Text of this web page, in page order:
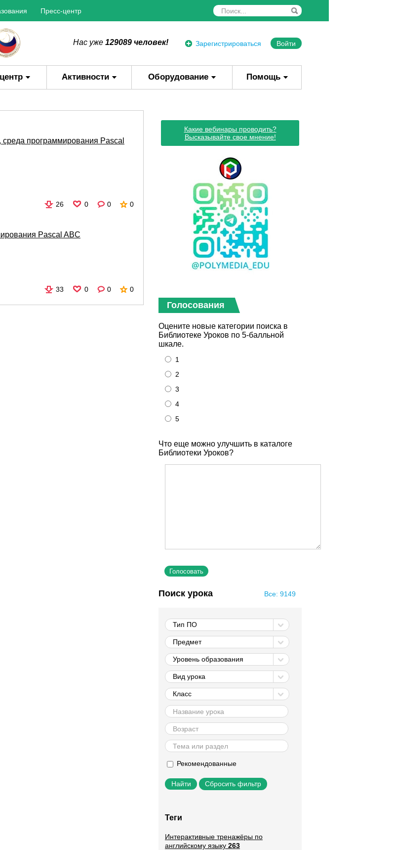
Пресс-центр
Зарегистрироваться Войти
Нас уже 129089 человек!
Активности Оборудование Помощь
программирования Pascal
26 0 0 0
Pascal ABC
33 0 0 0
Какие вебинары проводить?
Высказывайте свое мнение!
Голосования
Оцените новые категории поиска в
Библиотеке Уроков по 5-балльной
шкале.
1
2
3
4
5
Что еще можно улучшить в каталоге
Библиотеки Уроков?
Все: 9149
Поиск урока
Тип ПО
Предмет
Уровень образования
Вид урока
Класс
Рекомендованные
Сбросить фильтр
Теги
Интерактивные тренажёры по
английскому языку 263